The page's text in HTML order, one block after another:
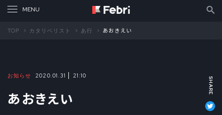
TOP カタリベリスト あ行 あおきえい
お知らせ 2020.01.31 21:10
あおきえい